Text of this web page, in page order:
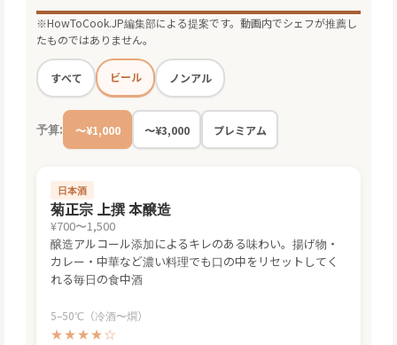
※HowToCook.JP編集部による提案です。動画内でシェフが推薦し
たものではありません。
すべて ビール ノンアル
予算: 〜¥1,000 〜¥3,000 プレミアム
日本酒
菊正宗 上撰 本醸造
¥700〜1,500
醸造アルコール添加によるキレのある味わい。揚げ物・
カレー・中華など濃い料理でも口の中をリセットしてく
れる毎日の食中酒
5–50℃（冷酒〜燗）
★★★★☆